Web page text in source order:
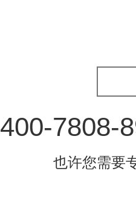
400-7808-
也许您需要